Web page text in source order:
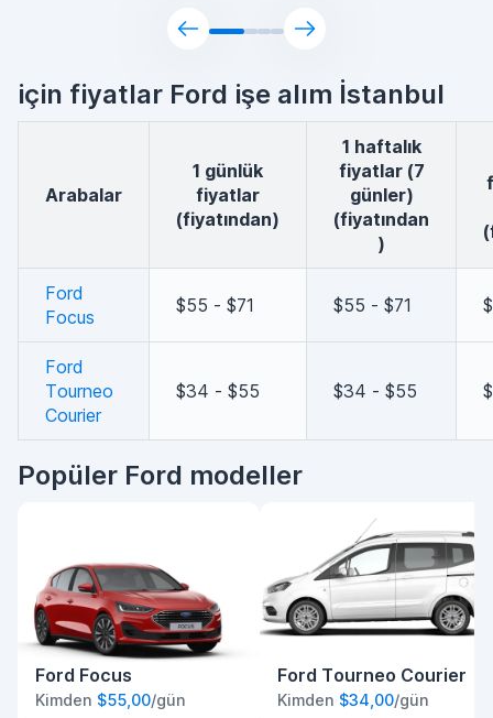
için fiyatlar Ford işe alım İstanbul
arabalar
1 günlük
fiyatlar
(fiyatından)
1 haftalık
fiyatlar (7
günler)
(fiyatından
)
Ford
Focus
$55 - $71 $55 - $71
Ford
Tourneo
Courier
$34 - $55 $34 - $55
Popüler Ford modeller
Ford Focus
Kimden $55,00/gün
Ford Tourneo Courier
Kimden $34,00/gün